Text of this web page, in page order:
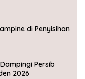
di Penyisihan
Persib
2026